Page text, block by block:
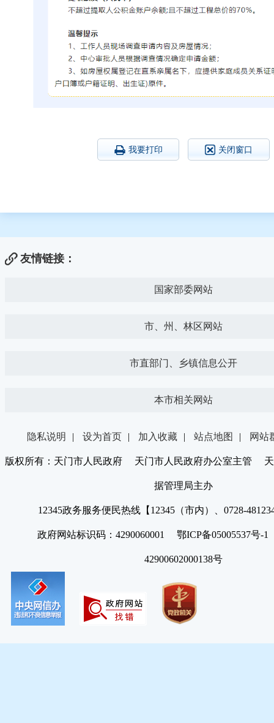
我要打印 关闭窗口
友情链接：
国家部委网站
市、州、林区网站
市直部门、乡镇信息公开
本市相关网站
隐私说明 | 设为首页 | 加入收藏 | 站点地图 | 网站
版权所有：天门市人民政府 天门市人民政府办公室主管 天
据管理局主办
12345政务服务便民热线【12345（市内）、0728-
政府网站标识码：4290060001 鄂ICP备05005537号
42900602000138号